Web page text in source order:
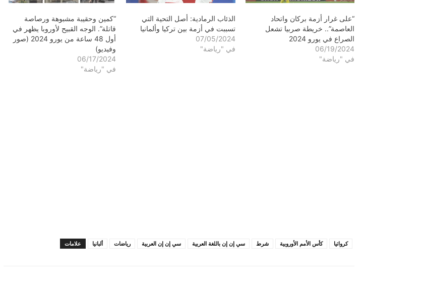
“على غرار أزمة بركان واتحاد
العاصمة”.. خريطة صربيا تشعل
الصراع في يورو 2024
06/19/2024
في "رياضة"
الذئاب الرمادية: أصل التحية التي
تسببت في أزمة بين تركيا وألمانيا
07/05/2024
في "رياضة"
“كمين وحقيبة مشبوهة ورصاصة
قاتلة”. الوجه القبيح لأوروبا يظهر في
أول 48 ساعة من يورو 2024 (صور
وفيديو)
06/17/2024
في "رياضة"
علامات ألبانيا رياضات سي إن إن العربية سي إن إن باللغة العربية شرط كأس الأمم الأوروبية كرواتيا